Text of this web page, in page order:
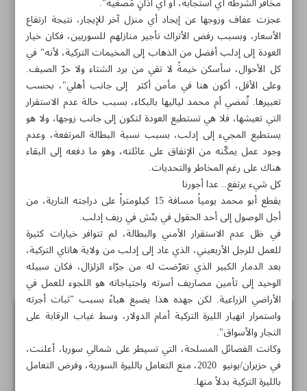
مواضيع هذه الصفحة
الأموال السهلة للعمل الإعلامي عملت على التشتيت بين
المعارضة
الناس من سوريا إلى تركيا...النزوح المُرّ والعودة الأمرّ
القدس كلمة الله، قضية الشرفاء من خمس قارّات
علماء الأقصى: المسجد الأقصى حق حصريّ للفلسطينيين
مخافر الشرطة أي استجابة، أو أي آذانٍ مُصغية".
عجزت عفاف وزوجها عن إيجاد أي منزل آخر للإيجار، نتيجة ارتفاع
الأسعار، وبسبب رفض الأتراك تأجير منازلهم للسوريين، فكان خيار
العودة إلى إدلب أفضل من الذهاب إلى المخيمات التركية، لأنه" في
كل الأحوال، سأسكن خيمةً لا تقي من برد الشتاء ولا حرّ الصيف.
وعلى الأقل، أكون هنا في مأمن أكثر إلى جانب أهلي"، بحسب
تعبيرها. تُمضي أم محمد لياليها بالبكاء، بسبب حالة عدم الاستقرار
التي تعيشها، فلا هي تستطيع العودة لتكون إلى جانب زوجها، ولا هو
يستطيع المجيء إلى إدلب، بسبب نسبة البطالة المرتفعة، وعدم
وجود عمل يمكّنه من الإنفاق على عائلته، وهو ما دفعه إلى البقاء
هناك على رغم المخاطر والتحديات.
كل شيء يرتفع.. عدا أجورنا
يقطع أبو محمد يومياً مسافة 15 كيلومتراً على دراجته النارية، من
أجل الوصول إلى أحد الحقول في بنّش في ريف إدلب.
في ظل عدم الاستقرار الأمني والبطالة، لم تتوافر خيارات كثيرة
للعمل للرجل الأربعيني، الذي عاد إلى إدلب من ولاية هاتاي التركية،
بعد الدمار الكبير الذي تعرّضت له من جرّاء الزلزال، فكان سبيله
الوحيد إلى تأمين مصاريف أسرته واحتياجاته هو اللجوء للعمل في
الأراضي الزراعية. لكن جهده هذا يضيع هباءً بسبب "ثبات أجرته
واستمرار انهيار الليرة التركية أمام الدولار، وسط غياب الرقابة على
التجار والأسواق".
وكانت الفصائل المسلحة، التي تسيطر على شمالي سوريا، أعلنت،
في حزيران/يونيو 2020، منع التعامل بالليرة السورية، وفرض التعامل
بالليرة التركية بدلاً منها.